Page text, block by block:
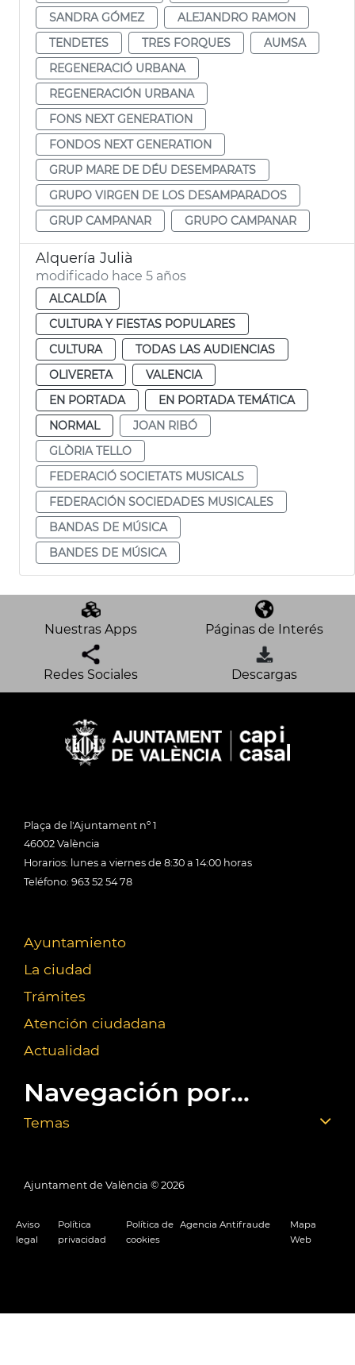
SANDRA GÓMEZ
ALEJANDRO RAMON
TENDETES
TRES FORQUES
AUMSA
REGENERACIÓ URBANA
REGENERACIÓN URBANA
FONS NEXT GENERATION
FONDOS NEXT GENERATION
GRUP MARE DE DÉU DESEMPARATS
GRUPO VIRGEN DE LOS DESAMPARADOS
GRUP CAMPANAR
GRUPO CAMPANAR
Alquería Julià
modificado hace 5 años
ALCALDÍA
CULTURA Y FIESTAS POPULARES
CULTURA
TODAS LAS AUDIENCIAS
OLIVERETA
VALENCIA
EN PORTADA
EN PORTADA TEMÁTICA
NORMAL
JOAN RIBÓ
GLÒRIA TELLO
FEDERACIÓ SOCIETATS MUSICALS
FEDERACIÓN SOCIEDADES MUSICALES
BANDAS DE MÚSICA
BANDES DE MÚSICA
Nuestras Apps Páginas de Interés
Redes Sociales Descargas
Plaça de l'Ajuntament nº 1
46002 València
Horarios: lunes a viernes de 8:30 a 14:00 horas
Teléfono: 963 52 54 78
Ayuntamiento
La ciudad
Trámites
Atención ciudadana
Actualidad
Navegación por...
Temas
Ajuntament de València © 2026
Aviso
legal
Política
privacidad
Política de
cookies
Agencia Antifraude
Mapa
Web